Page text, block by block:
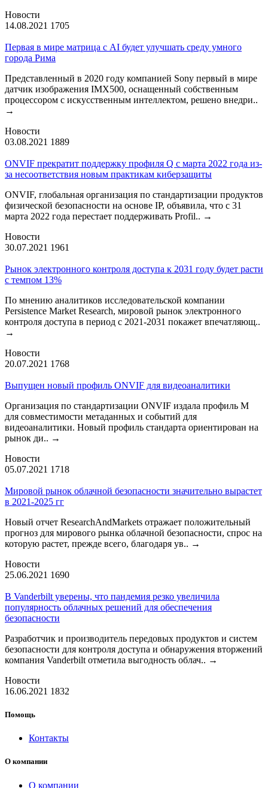
Новости
14.08.2021 1705
Первая в мире матрица с AI будет улучшать среду умного
города Рима
Представленный в 2020 году компанией Sony первый в мире
датчик изображения IMX500, оснащенный собственным
процессором с искусственным интеллектом, решено внедри..
→
Новости
03.08.2021 1889
ONVIF прекратит поддержку профиля Q с марта 2022 года из-
за несоответствия новым практикам киберзащиты
ONVIF, глобальная организация по стандартизации продуктов
физической безопасности на основе IP, объявила, что с 31
марта 2022 года перестает поддерживать Profil.. →
Новости
30.07.2021 1961
Рынок электронного контроля доступа к 2031 году будет расти
с темпом 13%
По мнению аналитиков исследовательской компании
Persistence Market Research, мировой рынок электронного
контроля доступа в период с 2021-2031 покажет впечатляющ..
→
Новости
20.07.2021 1768
Выпущен новый профиль ONVIF для видеоаналитики
Организация по стандартизации ONVIF издала профиль М
для совместимости метаданных и событий для
видеоаналитики. Новый профиль стандарта ориентирован на
рынок ди.. →
Новости
05.07.2021 1718
Мировой рынок облачной безопасности значительно вырастет
в 2021-2025 гг
Новый отчет ResearchAndMarkets отражает положительный
прогноз для мирового рынка облачной безопасности, спрос на
которую растет, прежде всего, благодаря ув.. →
Новости
25.06.2021 1690
В Vanderbilt уверены, что пандемия резко увеличила
популярность облачных решений для обеспечения
безопасности
Разработчик и производитель передовых продуктов и систем
безопасности для контроля доступа и обнаружения вторжений
компания Vanderbilt отметила выгодность облач.. →
Новости
16.06.2021 1832
Помощь
Контакты
О компании
О компании